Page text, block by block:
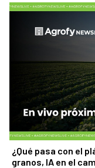
¿Qué pasa con el
granos, IA en el